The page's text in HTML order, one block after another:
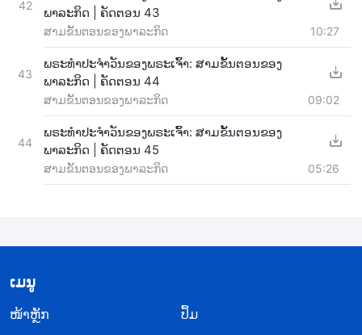
42
ພາລະກິດ | ຄັດຕອນ 43
ສາມຂັ້ນຕອນຂອງພາລະກິດ 10:27
43
ພຣະທຳປະຈຳວັນຂອງພຣະເຈົ້າ: ສາມຂັ້ນຕອນຂອງ
ພາລະກິດ | ຄັດຕອນ 44
ສາມຂັ້ນຕອນຂອງພາລະກິດ 09:02
44
ພຣະທຳປະຈຳວັນຂອງພຣະເຈົ້າ: ສາມຂັ້ນຕອນຂອງ
ພາລະກິດ | ຄັດຕອນ 45
ສາມຂັ້ນຕອນຂອງພາລະກິດ 05:26
​ເມ​ນູ
​ໜ້າຫຼັກ
ປຶ້ມ